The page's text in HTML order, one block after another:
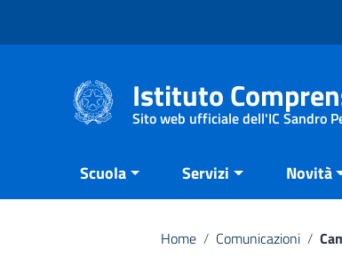
Istituto
Sito web ufficiale dell'IC Sandro
Scuola Servizi Novità
Home / Comunicazioni /